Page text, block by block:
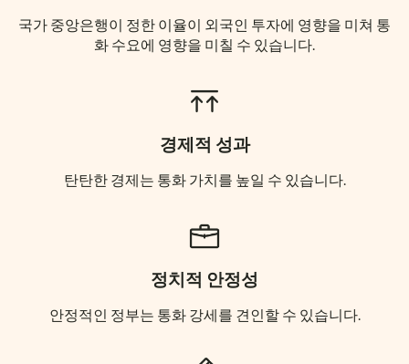
국가 중앙은행이 정한 이율이 외국인 투자에 영향을 미쳐 통
화 수요에 영향을 미칠 수 있습니다.
경제적 성과
탄탄한 경제는 통화 가치를 높일 수 있습니다.
정치적 안정성
안정적인 정부는 통화 강세를 견인할 수 있습니다.